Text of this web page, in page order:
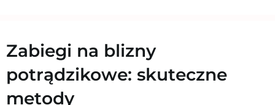
Zabiegi na blizny
potrądzikowe: skuteczne
metody